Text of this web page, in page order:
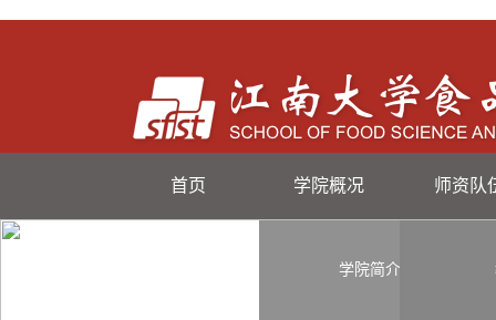
首页 学院概况
学院简介
师资队